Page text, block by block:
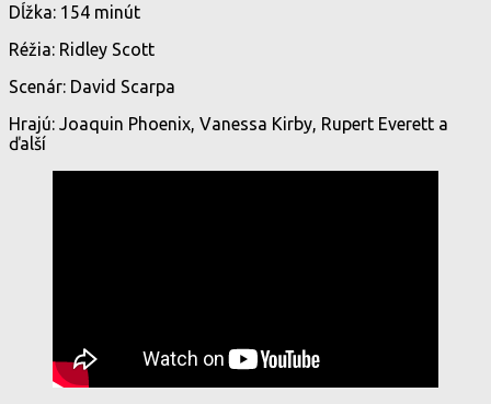
Dĺžka: 154 minút
Réžia: Ridley Scott
Scenár: David Scarpa
Hrajú: Joaquin Phoenix, Vanessa Kirby, Rupert Everett a
ďalší